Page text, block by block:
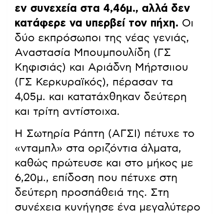
εν συνεχεία στα 4,46μ., αλλά δεν
κατάφερε να υπερβεί τον πήχη. Οι
δύο εκπρόσωποι της νέας γενιάς,
Αναστασία Μπουμπουλίδη (ΓΣ
Κηφισιάς) και Αριάδνη Μήρτσιιου
(ΓΣ Κερκυραϊκός), πέρασαν τα
4,05μ. και κατατάχθηκαν δεύτερη
και τρίτη αντίστοιχα.
Η Σωτηρία Ράπτη (ΑΓΣΙ) πέτυχε το
«νταμπλ» στα οριζόντια άλματα,
καθώς πρώτευσε και στο μήκος με
6,20μ., επίδοση που πέτυχε στη
δεύτερη προσπάθειά της. Στη
συνέχεια κυνήγησε ένα μεγαλύτερο